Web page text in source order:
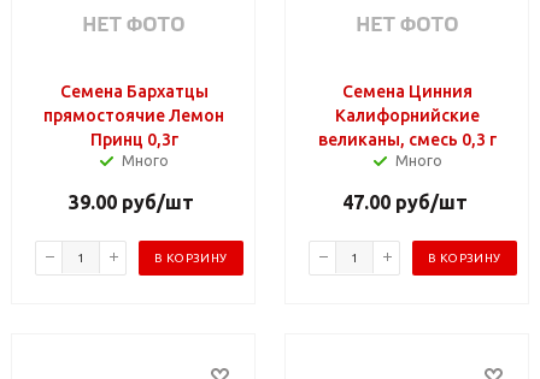
Семена Бархатцы
прямостоячие Лемон
Принц 0,3г
Много
39.00 руб/шт
В КОРЗИНУ
Семена Цинния
Калифорнийские
великаны, смесь 0,3 г
Много
47.00 руб/шт
В КОРЗИНУ